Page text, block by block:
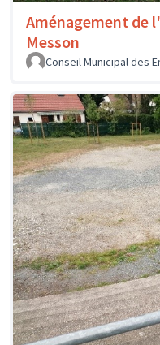
Aménagement de
Messon
Conseil Municipal des